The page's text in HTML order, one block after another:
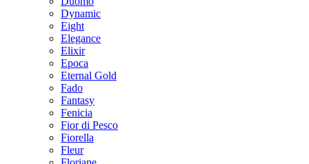
Dynamic
Eight
Elegance
Elixir
Epoca
Eternal Gold
Fado
Fantasy
Fenicia
Fior di Pesco
Fiorella
Fleur